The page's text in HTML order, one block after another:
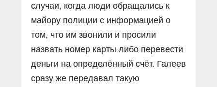
случаи, когда люди обращались к
майору полиции с информацией о
том, что им звонили и просили
назвать номер карты либо перевести
деньги на определённый счёт. Галеев
сразу же передавал такую